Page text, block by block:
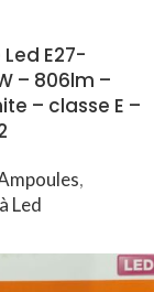
E27-
– 806lm –
– classe E –
,
Led